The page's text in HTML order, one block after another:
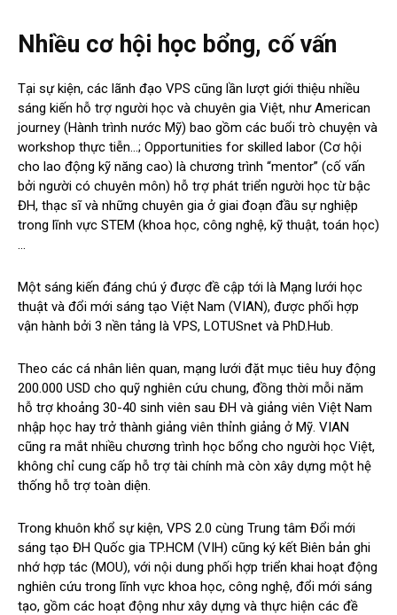
Nhiều cơ hội học bổng, cố vấn
Tại sự kiện, các lãnh đạo VPS cũng lần lượt giới thiệu nhiều
sáng kiến hỗ trợ người học và chuyên gia Việt, như American
journey (Hành trình nước Mỹ) bao gồm các buổi trò chuyện và
workshop thực tiễn…; Opportunities for skilled labor (Cơ hội
cho lao động kỹ năng cao) là chương trình “mentor” (cố vấn
bởi người có chuyên môn) hỗ trợ phát triển người học từ bậc
ĐH, thạc sĩ và những chuyên gia ở giai đoạn đầu sự nghiệp
trong lĩnh vực STEM (khoa học, công nghệ, kỹ thuật, toán học)
…
Một sáng kiến đáng chú ý được đề cập tới là Mạng lưới học
thuật và đổi mới sáng tạo Việt Nam (VIAN), được phối hợp
vận hành bởi 3 nền tảng là VPS, LOTUSnet và PhD.Hub.
Theo các cá nhân liên quan, mạng lưới đặt mục tiêu huy động
200.000 USD cho quỹ nghiên cứu chung, đồng thời mỗi năm
hỗ trợ khoảng 30-40 sinh viên sau ĐH và giảng viên Việt Nam
nhập học hay trở thành giảng viên thỉnh giảng ở Mỹ. VIAN
cũng ra mắt nhiều chương trình học bổng cho người học Việt,
không chỉ cung cấp hỗ trợ tài chính mà còn xây dựng một hệ
thống hỗ trợ toàn diện.
Trong khuôn khổ sự kiện, VPS 2.0 cùng Trung tâm Đổi mới
sáng tạo ĐH Quốc gia TP.HCM (VIH) cũng ký kết Biên bản ghi
nhớ hợp tác (MOU), với nội dung phối hợp triển khai hoạt động
nghiên cứu trong lĩnh vực khoa học, công nghệ, đổi mới sáng
tạo, gồm các hoạt động như xây dựng và thực hiện các đề